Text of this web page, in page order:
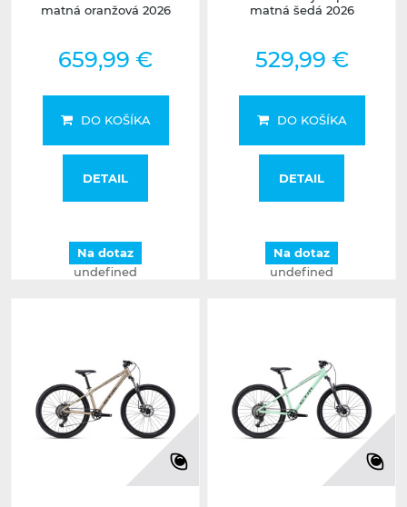
matná oranžová 2026
659,99 €
DO KOŠÍKA
DETAIL
Na dotaz
undefined
matná šedá 2026
529,99 €
DO KOŠÍKA
DETAIL
Na dotaz
undefined